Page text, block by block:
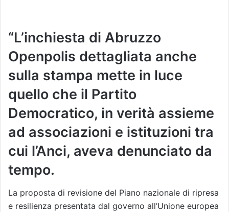
“L’inchiesta di Abruzzo
Openpolis dettagliata anche
sulla stampa mette in luce
quello che il Partito
Democratico, in verità assieme
ad associazioni e istituzioni tra
cui l’Anci, aveva denunciato da
tempo.
La proposta di revisione del Piano nazionale di ripresa
e resilienza presentata dal governo all’Unione europea